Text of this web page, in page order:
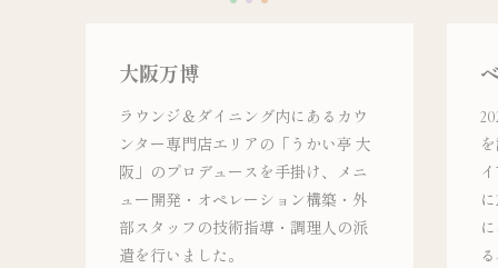
大阪万博
ラウンジ＆ダイニング内にあるカウ
ンター専門店エリアの「うかい亭 大
阪」のプロデュースを手掛け、メニ
ュー開発・オペレーション構築・外
部スタッフの技術指導・調理人の派
遣を行いました。